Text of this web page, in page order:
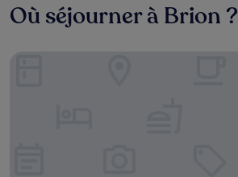
Où séjourner à Brion ?